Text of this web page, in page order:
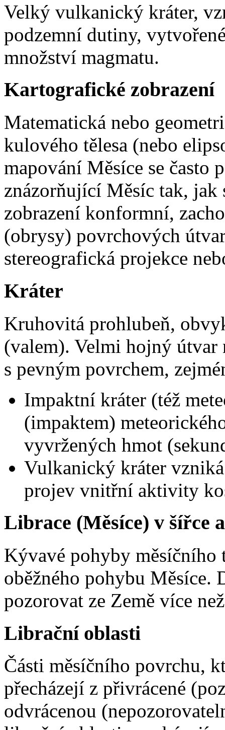
Velký vulkanický kráter,
podzemní dutiny,
množství magmatu.
Kartografické zobrazení
Matematická nebo
kulového tělesa (nebo
mapování Měsíce se často
znázorňující Měsíc tak, jak
zobrazení konformní,
(obrysy) povrchových
stereografická projekce
Kráter
Kruhovitá prohlubeň,
(valem). Velmi hojný útvar
s pevným povrchem,
Impaktní kráter (též
(impaktem)
vyvržených hmot
Vulkanický kráter
projev vnitřní aktivity
Librace (Měsíce) v šířce
Kývavé pohyby měsíčního
oběžného pohybu Měsíce.
pozorovat ze Země více
Librační oblasti
Části měsíčního povrchu,
přecházejí z přivrácené
odvrácenou